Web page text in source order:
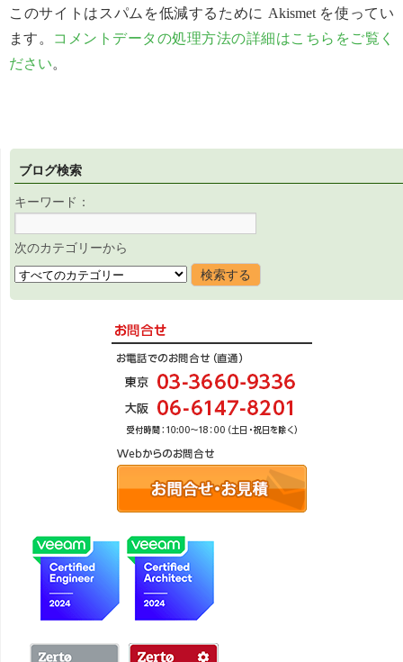
このサイトはスパムを低減するために Akismet を使ってい
ます。 コメントデータの処理方法の詳細はこちらをご覧く
ださい。
ブログ検索
キーワード：
次のカテゴリーから